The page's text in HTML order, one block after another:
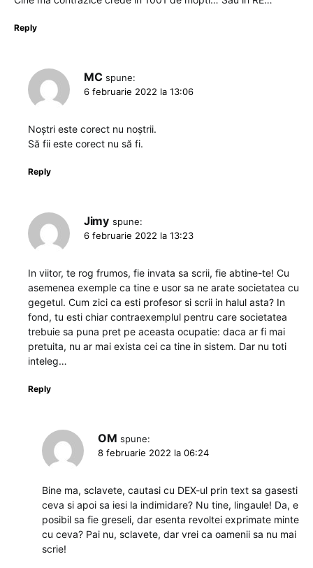
Reply
MC spune:
6 februarie 2022 la 13:06
Noștri este corect nu noștrii.
Să fii este corect nu să fi.
Reply
Jimy spune:
6 februarie 2022 la 13:23
In viitor, te rog frumos, fie invata sa scrii, fie abtine-te! Cu
asemenea exemple ca tine e usor sa ne arate societatea cu
gegetul. Cum zici ca esti profesor si scrii in halul asta? In
fond, tu esti chiar contraexemplul pentru care societatea
trebuie sa puna pret pe aceasta ocupatie: daca ar fi mai
pretuita, nu ar mai exista cei ca tine in sistem. Dar nu toti
inteleg…
Reply
OM spune:
8 februarie 2022 la 06:24
Bine ma, sclavete, cautasi cu DEX-ul prin text sa gasesti
ceva si apoi sa iesi la indimidare? Nu tine, lingaule! Da, e
posibil sa fie greseli, dar esenta revoltei exprimate minte
cu ceva? Pai nu, sclavete, dar vrei ca oamenii sa nu mai
scrie!